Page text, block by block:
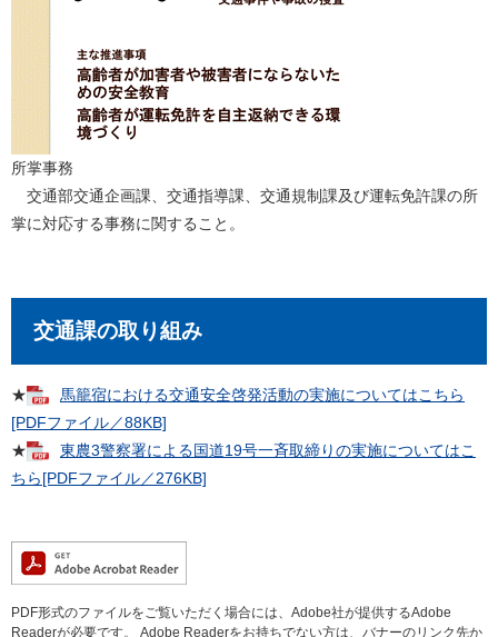
所掌事務
交通部交通企画課、交通指導課、交通規制課及び運転免許課の所
掌に対応する事務に関すること。
交通課の取り組み
★
馬籠宿における交通安全啓発活動の実施についてはこちら
[PDFファイル／88KB]
★
東農3警察署による国道19号一斉取締りの実施についてはこ
ちら[PDFファイル／276KB]
PDF形式のファイルをご覧いただく場合には、Adobe社が提供するAdobe
Readerが必要です。
Adobe Readerをお持ちでない方は、バナーのリンク先か